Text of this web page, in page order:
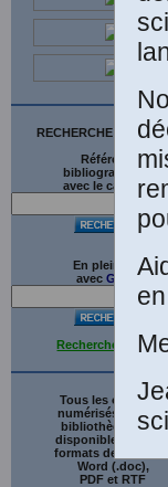
RECHERCHE SUR LE
Références
bibliographiques
avec le catalogue
En plein texte
avecG gl
Recherche
Tous les ouvrages
numérisés de cette
bibliothèque sont
disponibles en trois
formats de fichiers :
Word (.doc),
PDF et RTF